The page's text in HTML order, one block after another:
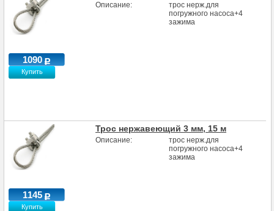
Описание:
трос нерж.для
погружного насоса+4
зажима
1090
Купить
Трос нержавеющий 3 мм, 15 м
Описание:
трос нерж.для
погружного насоса+4
зажима
1145
Купить